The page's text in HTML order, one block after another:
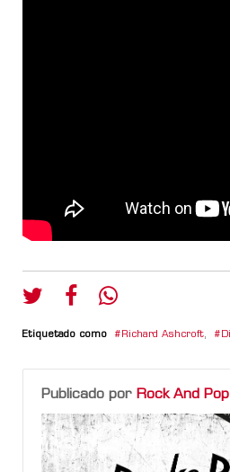
Etiquetado como Richard Ashcroft,
Publicado por Rock And Pop